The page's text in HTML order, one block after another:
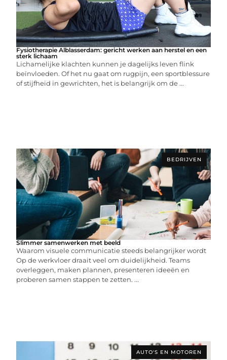
Fysiotherapie Alblasserdam: gericht werken aan herstel en een
sterk lichaam
Lichamelijke klachten kunnen je dagelijks leven flink
beïnvloeden. Of het nu gaat om rugpijn, een sportblessure
of stijfheid in gewrichten, het is belangrijk om de ...
BEDRIJVEN
Slimmer samenwerken met beeld
Waarom visuele communicatie steeds belangrijker wordt
Op de werkvloer draait veel om duidelijkheid. Teams
overleggen, maken plannen, presenteren ideeën en
proberen samen stappen te zetten. ...
AUTO'S EN MOTOREN